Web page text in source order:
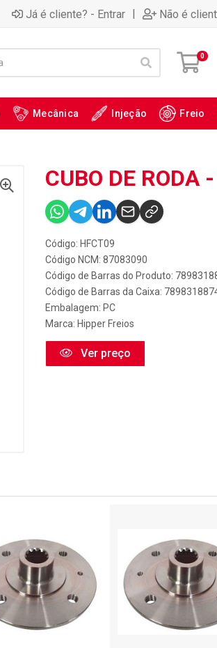
Já é cliente? - Entrar | Não é
0
Mecânica Injeção Freio
CUBO DE RODA
Código: HFCT09
Código NCM: 87083090
Código de Barras do Produto:
Código de Barras da Caixa:
Embalagem: PC
Marca: Hipper Freios
Ver preço